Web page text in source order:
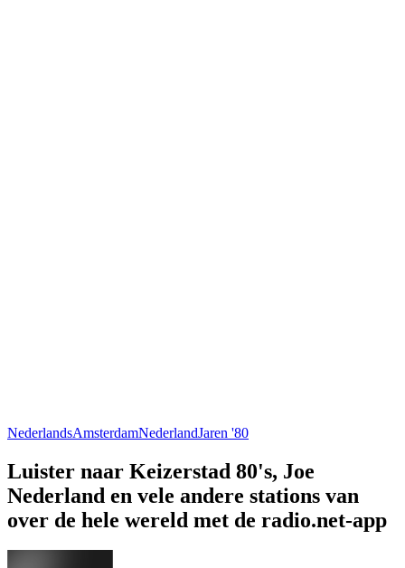
NederlandsAmsterdamNederlandJaren '80
Luister naar Keizerstad 80's, Joe
Nederland en vele andere stations van
over de hele wereld met de radio.net-app